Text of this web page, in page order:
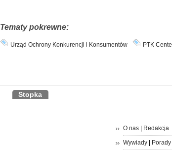
Tematy pokrewne:
Urząd Ochrony Konkurencji i Konsumentów PTK
Stopka
O nas| Redakcja
Wywiady| Porady